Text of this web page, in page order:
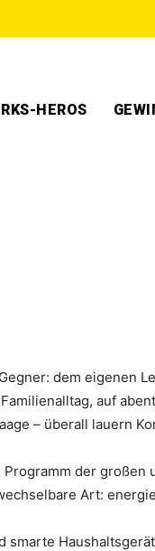
HEROS
dem eigenen
auf
– überall lauern
der großen
Art:
smarte